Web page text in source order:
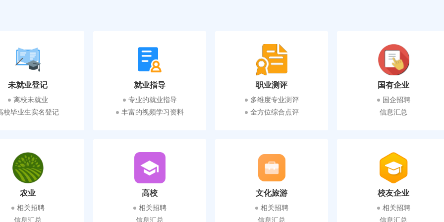
未就业登记
离校未就业
校毕业生实名登记
就业指导
专业的就业指导
丰富的视频学习资料
职业测评
多维度专业测评
全方位综合点评
国有企业
国企招聘
信息汇总
农业
相关招聘
信息汇总
高校
相关招聘
信息汇总
文化旅游
相关招聘
信息汇总
校友企业
相关招聘
信息汇总